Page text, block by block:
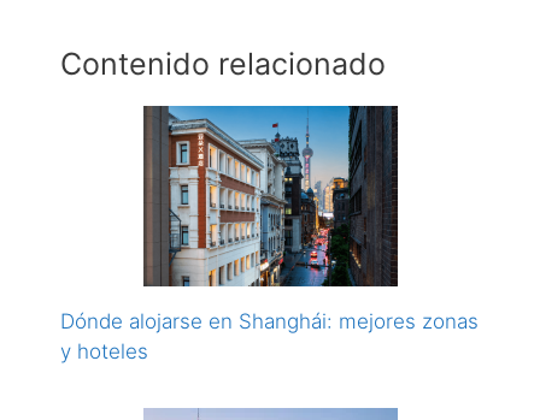
Contenido relacionado
Dónde alojarse en Shanghái: mejores zonas
y hoteles